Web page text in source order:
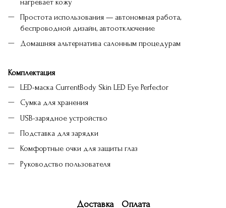
нагревает кожу
Простота использования — автономная работа,
беспроводной дизайн, автоотключение
Домашняя альтернатива салонным процедурам
Комплектация
LED-маска CurrentBody Skin LED Eye Perfector
Сумка для хранения
USB-зарядное устройство
Подставка для зарядки
Комфортные очки для защиты глаз
Руководство пользователя
Доставка Оплата